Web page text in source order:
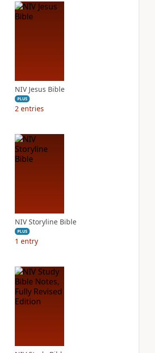
NIV Jesus Bible
PLUS
2 entries
NIV Storyline Bible
PLUS
1 entry